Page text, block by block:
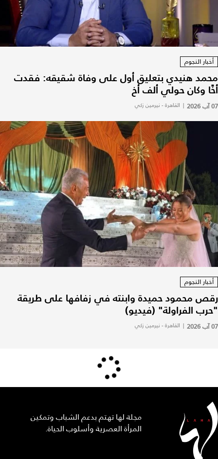
أخبار النجوم
محمد هنيدي بتعليق أول على وفاة شقيقه: فقدت
أخًا وكان حولي ألف أخ
07 آب 2026 | القاهرة - نيرمين زكي
أخبار النجوم
رقص محمود حميدة وابنته في زفافها على طريقة
"حرب الفراولة" (فيديو)
07 آب 2026 | القاهرة - نيرمين زكي
مجلة لها تهتم بدعم الشباب وتمكين
المرأة العصرية وأسلوب الحياة.